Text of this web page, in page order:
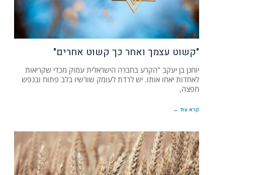
"קשוט עצמך ואחר כך קשוט אחרים"
יוחנן בן יעקב "הקרע בחברה הישראלית עמוק מכדי שקריאות
לאחדות יאחו אותו. יש לרדת לעומק שורשיו בלב פתוח ובנפש
חפצה,
קרא עוד ←